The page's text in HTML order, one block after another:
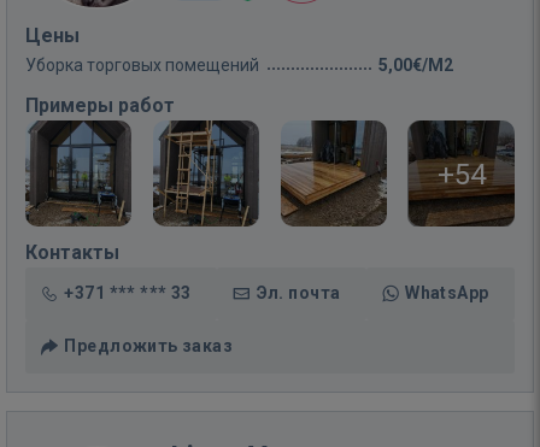
Цены
Уборка торговых помещений 5,00€/M2
Примеры работ
+54
Контакты
+371 *** *** 33 Эл. почта WhatsApp
Предложить заказ